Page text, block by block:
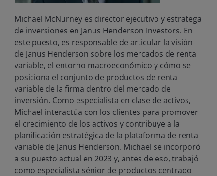
Michael McNurney es director ejecutivo y estratega
de inversiones en Janus Henderson Investors. En
este puesto, es responsable de articular la visión
de Janus Henderson sobre los mercados de renta
variable, el entorno macroeconómico y cómo se
posiciona el conjunto de productos de renta
variable de la firma dentro del mercado de
inversión. Como especialista en clase de activos,
Michael interactúa con los clientes para promover
el crecimiento de los activos y contribuye a la
planificación estratégica de la plataforma de renta
variable de Janus Henderson. Michael se incorporó
a su puesto actual en 2023 y, antes de eso, trabajó
como especialista sénior de productos centrado